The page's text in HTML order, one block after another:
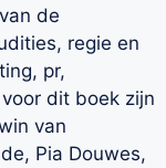
de
regie en
pr,
dit boek zijn
van
Pia Douwes,